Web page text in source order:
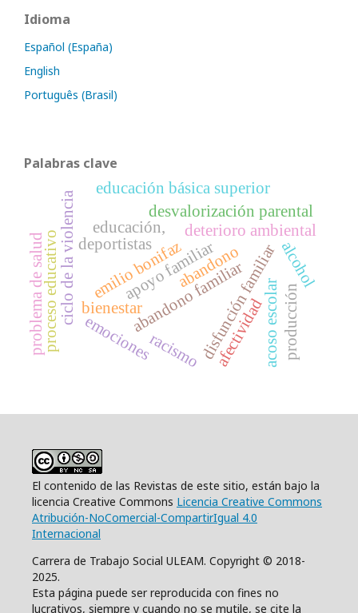
Idioma
Español (España)
English
Português (Brasil)
Palabras clave
emilio bonifaz
deterioro ambiental
disfunción familiar
bienestar
ciclo de la violencia abandono familiar
desvalorización parental
proceso educativo acoso escolar
abandono alcohol
deportistasapoyo familiar
emociones afectividad
educación básica superior
racismo
educación,
problema de salud producción
El contenido de las Revistas de este sitio, están bajo la
licencia Creative Commons Licencia Creative Commons
Atribución-NoComercial-CompartirIgual 4.0
Internacional
Carrera de Trabajo Social ULEAM. Copyright © 2018-
2025.
Esta página puede ser reproducida con fines no
lucrativos, siempre y cuando no se mutile, se cite la